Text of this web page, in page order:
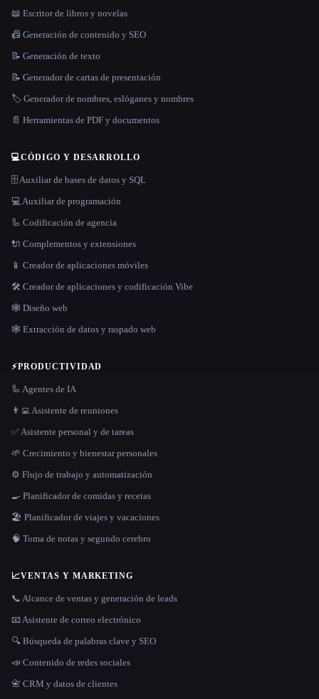
📖 Escritor de libros y novelas
📠 Generación de contenido y SEO
📝 Generación de texto
📝 Generador de cartas de presentación
🏷️ Generador de nombres, eslóganes y nombres
📄 Herramientas de PDF y documentos
💻CÓDIGO Y DESARROLLO
🗄️ Auxiliar de bases de datos y SQL
💻 Auxiliar de programación
🦾 Codificación de agencia
🔌 Complementos y extensiones
📱 Creador de aplicaciones móviles
🛠️ Creador de aplicaciones y codificación Vibe
🕸 Diseño web
🕸️ Extracción de datos y raspado web
⚡PRODUCTIVIDAD
🦾 Agentes de IA
👨‍💻 Asistente de reuniones
✅ Asistente personal y de tareas
🌱 Crecimiento y bienestar personales
⚙️ Flujo de trabajo y automatización
🍳 Planificador de comidas y recetas
🏖 Planificador de viajes y vacaciones
🧠 Toma de notas y segundo cerebro
📈VENTAS Y MARKETING
📞 Alcance de ventas y generación de leads
📧 Asistente de correo electrónico
🔍 Búsqueda de palabras clave y SEO
📣 Contenido de redes sociales
📇 CRM y datos de clientes